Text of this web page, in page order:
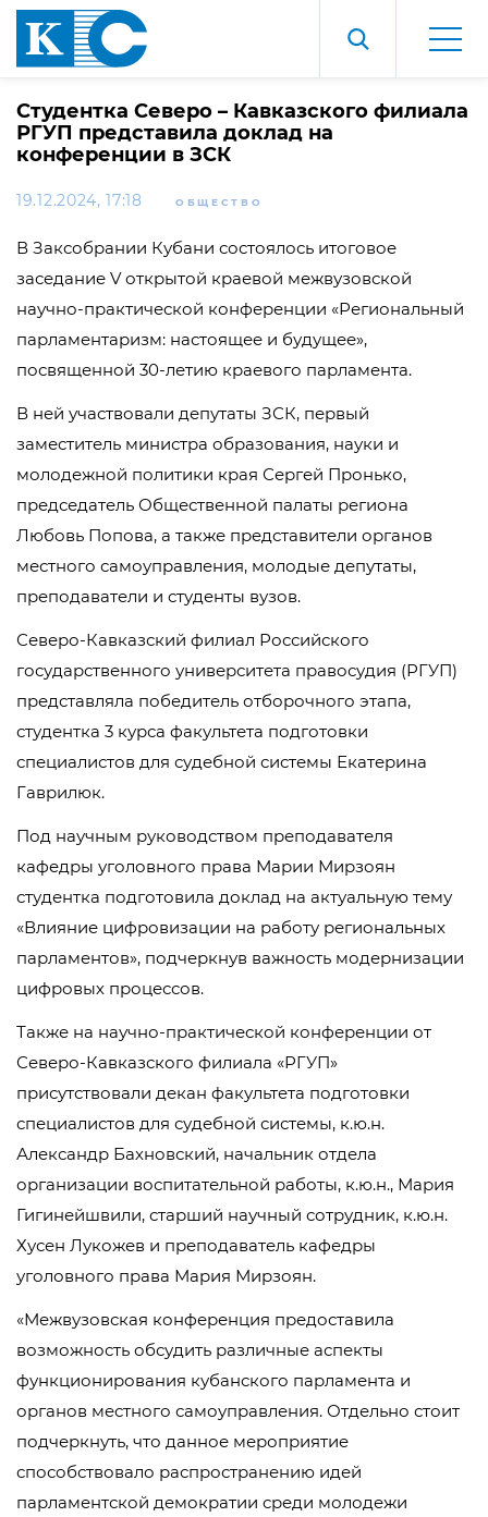
Студентка Северо – Кавказского филиала
РГУП представила доклад на
конференции в ЗСК
19.12.2024, 17:18 ОБЩЕСТВО
В Заксобрании Кубани состоялось итоговое
заседание V открытой краевой межвузовской
научно-практической конференции «Региональный
парламентаризм: настоящее и будущее»,
посвященной 30-летию краевого парламента.
В ней участвовали депутаты ЗСК, первый
заместитель министра образования, науки и
молодежной политики края Сергей Пронько,
председатель Общественной палаты региона
Любовь Попова, а также представители органов
местного самоуправления, молодые депутаты,
преподаватели и студенты вузов.
Северо-Кавказский филиал Российского
государственного университета правосудия (РГУП)
представляла победитель отборочного этапа,
студентка 3 курса факультета подготовки
специалистов для судебной системы Екатерина
Гаврилюк.
Под научным руководством преподавателя
кафедры уголовного права Марии Мирзоян
студентка подготовила доклад на актуальную тему
«Влияние цифровизации на работу региональных
парламентов», подчеркнув важность модернизации
цифровых процессов.
Также на научно-практической конференции от
Северо-Кавказского филиала «РГУП»
присутствовали декан факультета подготовки
специалистов для судебной системы, к.ю.н.
Александр Бахновский, начальник отдела
организации воспитательной работы, к.ю.н., Мария
Гигинейшвили, старший научный сотрудник, к.ю.н.
Хусен Лукожев и преподаватель кафедры
уголовного права Мария Мирзоян.
«Межвузовская конференция предоставила
возможность обсудить различные аспекты
функционирования кубанского парламента и
органов местного самоуправления. Отдельно стоит
подчеркнуть, что данное мероприятие
способствовало распространению идей
парламентской демократии среди молодежи